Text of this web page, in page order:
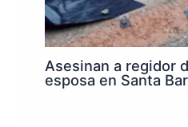
Asesinan a regidor
esposa en Santa